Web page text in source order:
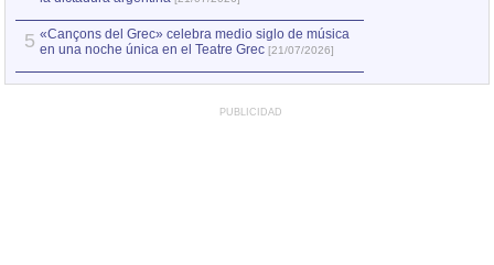
5 «Cançons del Grec» celebra medio siglo de música
en una noche única en el Teatre Grec [21/07/2026]
PUBLICIDAD